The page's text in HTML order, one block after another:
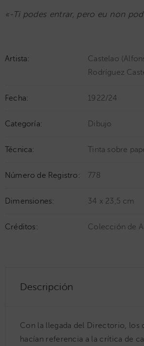
«-Ti podes entrar, pero eu non
Artista:
Castelao
Rodríguez
Fecha: 1922/24
Categoría: Dibujo
Técnica: Tinta sobre
Número de Registro: 778
Dimensiones: 34 x 23,5 cm
Créditos: Colección de
Descripción
Con la llegada del Directorio, los
hacían referencia a la crítica de